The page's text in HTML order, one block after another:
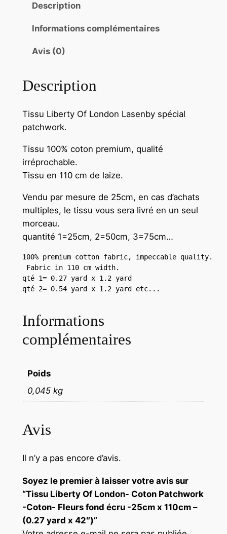
Description
Informations complémentaires
Avis (0)
Description
Tissu Liberty Of London Lasenby spécial
patchwork.
Tissu 100% coton premium, qualité
irréprochable.
Tissu en 110 cm de laize.
Vendu par mesure de 25cm, en cas d’achats
multiples, le tissu vous sera livré en un seul
morceau.
quantité 1=25cm, 2=50cm, 3=75cm…
100% premium cotton fabric, impeccable quality.
qté 1= 0.27 yard x 1.2 yard
qté 2= 0.54 yard x 1.2 yard etc...
Informations
complémentaires
Poids
0,045 kg
Avis
Il n’y a pas encore d’avis.
Soyez le premier à laisser votre avis sur
“Tissu Liberty Of London- Coton Patchwork
-Coton- Fleurs fond écru -25cm x 110cm –
(0.27 yard x 42″)”